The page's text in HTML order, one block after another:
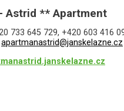
Astrid ** Apartment
733 645 729, +420 603 416
apartmanastrid@janskelazne.cz